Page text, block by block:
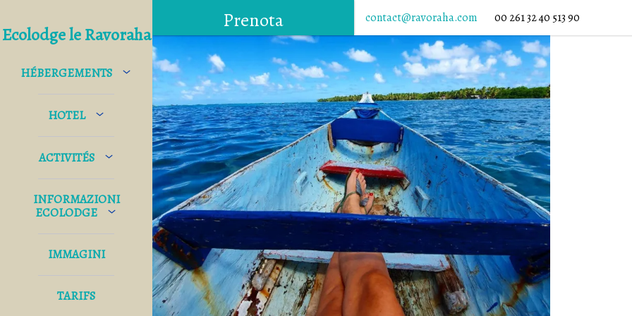
Prenota contact@ravoraha.com 00 261 32 40 513 90
Ecolodge le Ravoraha
HÉBERGEMENTS
HOTEL
ACTIVITÉS
INFORMAZIONI
ECOLODGE
IMMAGINI
TARIFS